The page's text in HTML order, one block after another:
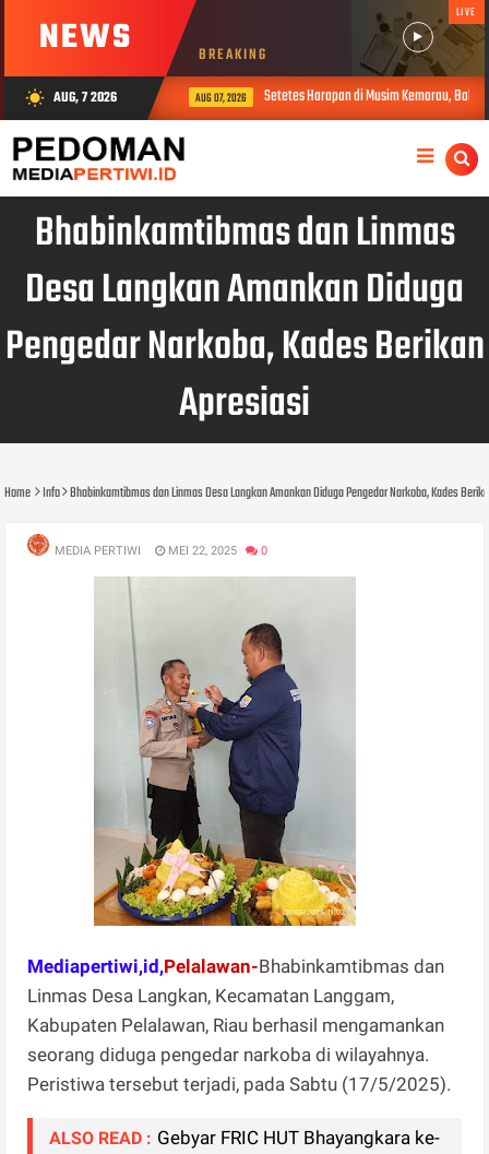
NEWS BREAKING
LIVE
wb_sunny AUG, 7 2026 AUG 07, 2026 Setetes Harapan di Musim Kemarau,
Bhabinkamtibmas dan Linmas
Desa Langkan Amankan Diduga
Pengedar Narkoba, Kades Berikan
Apresiasi
Home Info Bhabinkamtibmas dan Linmas Desa Langkan Amankan Diduga Pengedar Narkoba, Kades
MEDIA PERTIWI MEI 22, 2025 0
Mediapertiwi,id,Pelalawan-Bhabinkamtibmas dan
Linmas Desa Langkan, Kecamatan Langgam,
Kabupaten Pelalawan, Riau berhasil mengamankan
seorang diduga pengedar narkoba di wilayahnya.
Peristiwa tersebut terjadi, pada Sabtu (17/5/2025).
ALSO READ : Gebyar FRIC HUT Bhayangkara ke-